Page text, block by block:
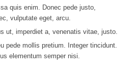
quis enim. Donec pede justo,
vulputate eget, arcu.
ut, imperdiet a, venenatis vitae, justo.
pede mollis pretium. Integer tincidunt.
elementum semper nisi.